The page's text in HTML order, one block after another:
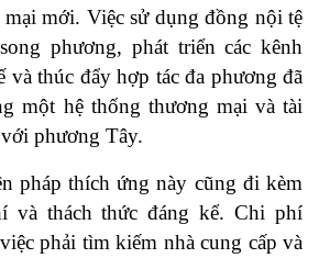
mới. Việc sử dụng đồng nội tệ
phương, phát triển các kênh
và thúc đẩy hợp tác đa phương đã
một hệ thống thương mại và tài
phương Tây.
pháp thích ứng này cũng đi kèm
và thách thức đáng kể. Chi phí
phải tìm kiếm nhà cung cấp và